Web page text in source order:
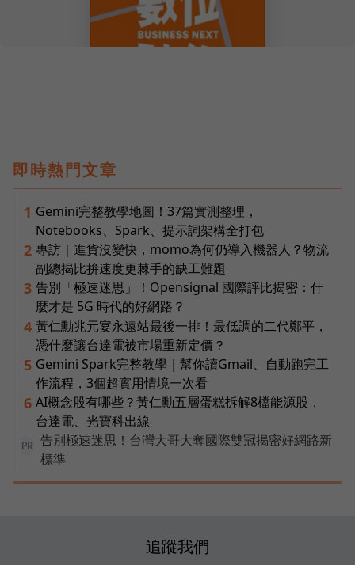
即時熱門文章
1 Gemini完整教學地圖！37篇實測整理，
Notebooks、Spark、提示詞架構全打包
2 專訪｜進貨沒變快，momo為何仍導入機器人？物流
副總揭比拚速度更棘手的缺工難題
3 告別「極速迷思」！Opensignal 國際評比揭密：什
麼才是 5G 時代的好網路？
4 黃仁勳兆元宴永遠站最後一排！最低調的二代鄭平，
憑什麼讓台達電被市場重新定價？
5 Gemini Spark完整教學｜幫你讀Gmail、自動跑完工
作流程，3個超實用情境一次看
6 AI概念股有哪些？黃仁勳五層蛋糕拆解8檔能源股，
台達電、光寶科出線
PR
告別極速迷思！台灣大哥大奪國際雙冠揭密好網路新
標準
追蹤我們